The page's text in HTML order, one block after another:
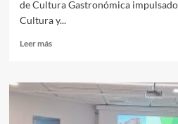
de Cultura Gastronómica
Cultura y...
Leer másLeer
El
programa
come